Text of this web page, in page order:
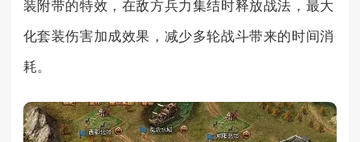
装附带的特效，在敌方兵力集结时释放战法，最大
化套装伤害加成效果，减少多轮战斗带来的时间消
耗。